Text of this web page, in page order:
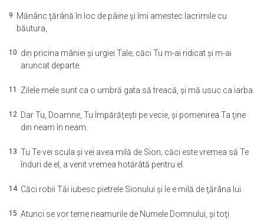
9 Mănânc ţărână în loc de pâine şi îmi amestec lacrimile cu
băutura,
10 din pricina mâniei şi urgiei Tale; căci Tu m-ai ridicat şi m-ai
aruncat departe.
11 Zilele mele sunt ca o umbră gata să treacă, şi mă usuc ca iarba.
12 Dar Tu, Doamne, Tu împărăţeşti pe vecie, şi pomenirea Ta ţine
din neam în neam.
13 Tu Te vei scula şi vei avea milă de Sion; căci este vremea să Te
înduri de el, a venit vremea hotărâtă pentru el.
14 Căci robii Tăi iubesc pietrele Sionului şi le e milă de ţărâna lui.
15 Atunci se vor teme neamurile de Numele Domnului, şi toţi